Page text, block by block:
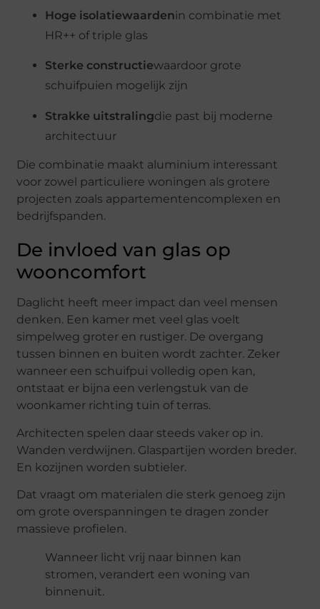
Hoge isolatiewaardenin combinatie met
HR++ of triple glas
Sterke constructiewaardoor grote
schuifpuien mogelijk zijn
Strakke uitstralingdie past bij moderne
architectuur
Die combinatie maakt aluminium interessant
voor zowel particulierewoningen als grotere
projecten zoals appartementencomplexen en
bedrijfspanden.
De invloedvan glas op
wooncomfort
Daglicht heeft meer impact danveel mensen
denken. Een kamer metveel glasvoelt
simpelweg groter en rustiger. De overgang
tussen binnen en buitenwordt zachter. Zeker
wanneer een schuifpuivolledig open kan,
ontstaat er bijna eenverlengstukvan de
woonkamer richting tuin of terras.
Architecten spelen daar steedsvaker op in.
Wandenverdwijnen. Glaspartijenworden breder.
En kozijnenworden subtieler.
Datvraagt om materialen die sterk genoeg zijn
om grote overspanningen te dragen zonder
massieve profielen.
Wanneer lichtvrij naar binnen kan
stromen,verandert eenwoningvan
binnenuit.